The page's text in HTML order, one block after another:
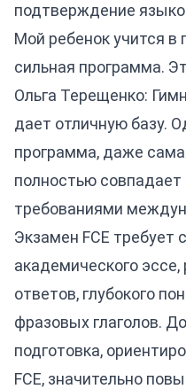
подтверждение
Мой ребенок учится в
сильная программа.
Ольга Терещенко:
дает отличную базу.
программа, даже
полностью
требованиями
Экзамен FCE требует
академического
ответов, глубокого
фразовых глаголов.
подготовка,
FCE, значительно